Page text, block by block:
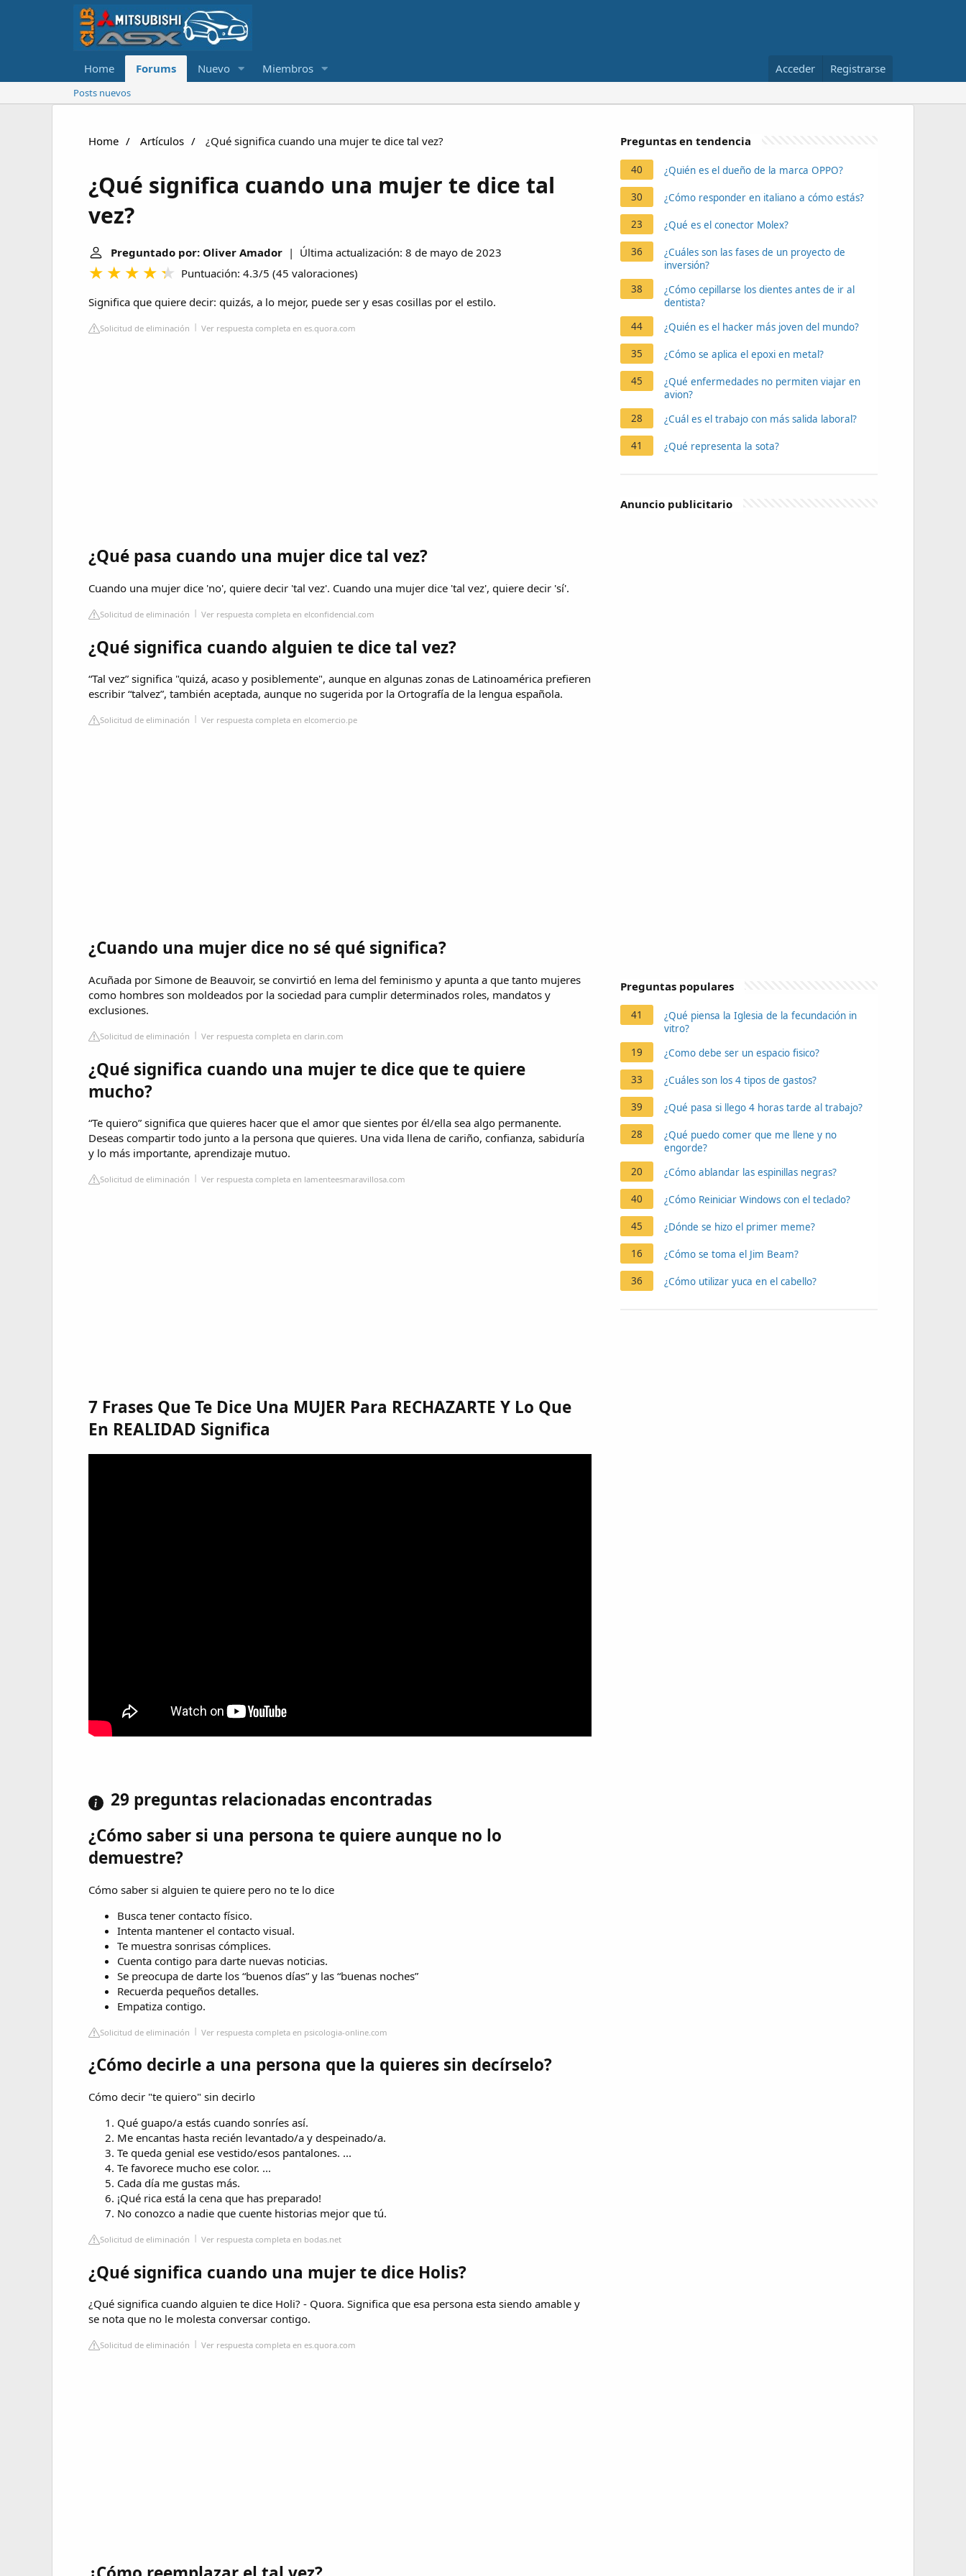
Home Forums Nuevo Miembros Acceder Registrarse
Posts nuevos
Home Artículos ¿Qué significa cuando una mujer te dice tal vez?
¿Qué significa cuando una mujer te dice tal
vez?
Preguntado por: Oliver Amador | Última actualización: 8 de mayo de 2023
Puntuación: 4.3/5 (45 valoraciones)
Significa que quiere decir: quizás, a lo mejor, puede ser y esas cosillas por el estilo.
Solicitud de eliminación Ver respuesta completa en es.quora.com
¿Qué pasa cuando una mujer dice tal vez?
Cuando una mujer dice 'no', quiere decir 'tal vez'. Cuando una mujer dice 'tal vez', quiere decir 'sí'.
Solicitud de eliminación Ver respuesta completa en elconfidencial.com
¿Qué significa cuando alguien te dice tal vez?
“Tal vez” significa "quizá, acaso y posiblemente", aunque en algunas zonas de Latinoamérica prefieren
escribir “talvez”, también aceptada, aunque no sugerida por la Ortografía de la lengua española.
Solicitud de eliminación Ver respuesta completa en elcomercio.pe
¿Cuando una mujer dice no sé qué significa?
Acuñada por Simone de Beauvoir, se convirtió en lema del feminismo y apunta a que tanto mujeres
como hombres son moldeados por la sociedad para cumplir determinados roles, mandatos y
exclusiones.
Solicitud de eliminación Ver respuesta completa en clarin.com
¿Qué significa cuando una mujer te dice que te quiere
mucho?
“Te quiero” significa que quieres hacer que el amor que sientes por él/ella sea algo permanente.
Deseas compartir todo junto a la persona que quieres. Una vida llena de cariño, confianza, sabiduría
y lo más importante, aprendizaje mutuo.
Solicitud de eliminación Ver respuesta completa en lamenteesmaravillosa.com
7 Frases Que Te Dice Una MUJER Para RECHAZARTE Y Lo Que
En REALIDAD Significa
29 preguntas relacionadas encontradas
¿Cómo saber si una persona te quiere aunque no lo
demuestre?
Cómo saber si alguien te quiere pero no te lo dice
Busca tener contacto físico.
Intenta mantener el contacto visual.
Te muestra sonrisas cómplices.
Cuenta contigo para darte nuevas noticias.
Se preocupa de darte los “buenos días” y las “buenas noches”
Recuerda pequeños detalles.
Empatiza contigo.
Solicitud de eliminación Ver respuesta completa en psicologia-online.com
¿Cómo decirle a una persona que la quieres sin decírselo?
Cómo decir "te quiero" sin decirlo
Qué guapo/a estás cuando sonríes así.
Me encantas hasta recién levantado/a y despeinado/a.
Te queda genial ese vestido/esos pantalones. ...
Te favorece mucho ese color. ...
Cada día me gustas más.
¡Qué rica está la cena que has preparado!
No conozco a nadie que cuente historias mejor que tú.
Solicitud de eliminación Ver respuesta completa en bodas.net
¿Qué significa cuando una mujer te dice Holis?
¿Qué significa cuando alguien te dice Holi? - Quora. Significa que esa persona esta siendo amable y
se nota que no le molesta conversar contigo.
Solicitud de eliminación Ver respuesta completa en es.quora.com
Preguntas en tendencia
40 ¿Quién es el dueño de la marca OPPO?
30 ¿Cómo responder en italiano a cómo estás?
23 ¿Qué es el conector Molex?
36
¿Cuáles son las fases de un proyecto de
inversión?
38
¿Cómo cepillarse los dientes antes de ir al
dentista?
44
¿Quién es el hacker más joven del mundo?
35 ¿Cómo se aplica el epoxi en metal?
45
¿Qué enfermedades no permiten viajar en
avion?
28
¿Cuál es el trabajo con más salida laboral?
41 ¿Qué representa la sota?
Anuncio publicitario
Preguntas populares
41
¿Qué piensa la Iglesia de la fecundación in
vitro?
19
¿Como debe ser un espacio fisico?
33 ¿Cuáles son los 4 tipos de gastos?
39 ¿Qué pasa si llego 4 horas tarde al trabajo?
28
¿Qué puedo comer que me llene y no
engorde?
20
¿Cómo ablandar las espinillas negras?
40 ¿Cómo Reiniciar Windows con el teclado?
45 ¿Dónde se hizo el primer meme?
16 ¿Cómo se toma el Jim Beam?
36 ¿Cómo utilizar yuca en el cabello?